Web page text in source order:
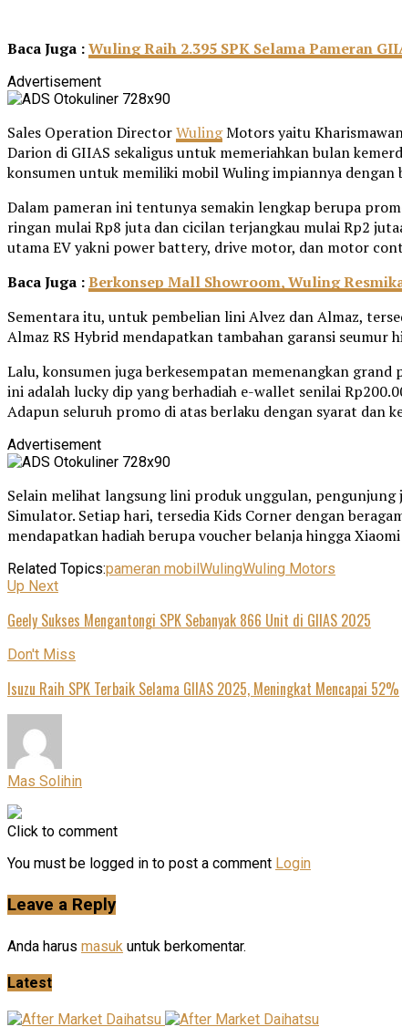
Baca Juga :Wuling Raih 2.395 SPK Selama Pameran
Advertisement
Sales Operation DirectorWulingMotors yaitu
Darion di GIIAS sekaligus untuk memeriahkan bulan
konsumen untuk memiliki mobil Wuling impiannya dengan
Dalam pameran ini tentunya semakin lengkap berupa
ringan mulai Rp8 juta dan cicilan terjangkau mulai Rp2
utama EV yakni power battery, drive motor, dan motor
Baca Juga :Berkonsep Mall Showroom, Wuling
Sementara itu, untuk pembelian lini Alvez dan Almaz,
Almaz RS Hybrid mendapatkan tambahan garansi
Lalu, konsumen juga berkesempatan memenangkan
ini adalah lucky dip yang berhadiah e-wallet senilai
Adapun seluruh promo di atas berlaku dengan syarat dan
Advertisement
Selain melihat langsung lini produk unggulan,
Simulator. Setiap hari, tersedia Kids Corner dengan
mendapatkan hadiah berupa voucher belanja hingga
Related Topics:pameran mobilWulingWuling Motors
Up Next
Geely Sukses Mengantongi SPK Sebanyak 866 Unit di GIIAS 2025
Don't Miss
Isuzu Raih SPK Terbaik Selama GIIAS 2025, Meningkat Mencapai 52%
Mas Solihin
Click to comment
You must be logged in to post a comment Login
Leave a Reply
Anda harus masuk untuk berkomentar.
Latest